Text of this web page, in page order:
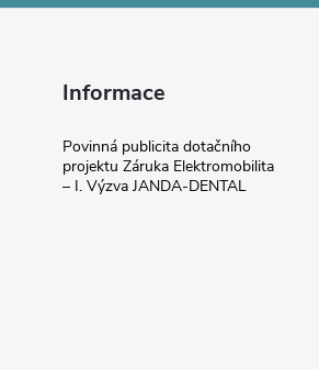
Informace
Povinná publicita dotačního
projektu Záruka Elektromobilita
– I. Výzva JANDA-DENTAL